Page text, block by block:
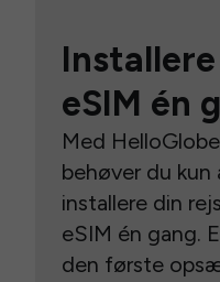
eSIM én
Med HelloGlobe
behøver du kun
installere din
eSIM én gang.
den første